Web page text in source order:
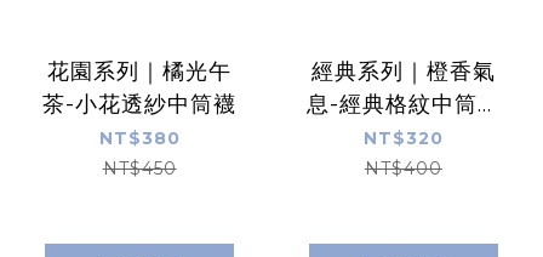
花園系列｜橘光午
茶-小花透紗中筒襪
NT$380
NT$450
經典系列｜橙香氣
息-經典格紋中筒棉
襪
NT$320
NT$400